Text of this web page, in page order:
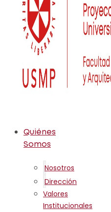
Quiénes
Somos
Nosotros
Dirección
Valores
Institucionales